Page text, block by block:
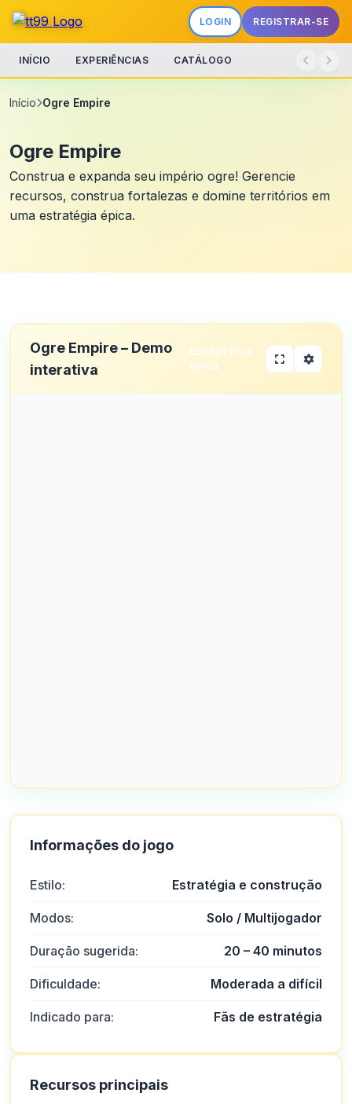
LOGIN REGISTRAR-SE
INÍCIO EXPERIÊNCIAS CATÁLOGO
Início Ogre Empire
Ogre Empire
Construa e expanda seu império ogre! Gerencie
recursos, construa fortalezas e domine territórios em
uma estratégia épica.
Ogre Empire – Demo
interativa
ESTRATÉGIA
ÉPICA
Informações do jogo
Estilo: Estratégia e construção
Modos: Solo / Multijogador
Duração sugerida: 20 – 40 minutos
Dificuldade: Moderada a difícil
Indicado para: Fãs de estratégia
Recursos principais